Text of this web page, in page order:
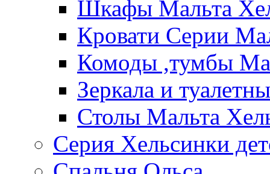
Шкафы Мальта
Кровати Серии
Комоды ,тумбы
Зеркала и
Столы Мальта
Серия Хельсинки